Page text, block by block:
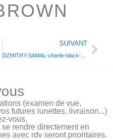
SUIVANT
DZMITRY-SAMAL-charlie-black-mat
(examen de vue,
futures lunettes, livraison...)
vous.
rendre directement en
avec rdv seront prioritaires.